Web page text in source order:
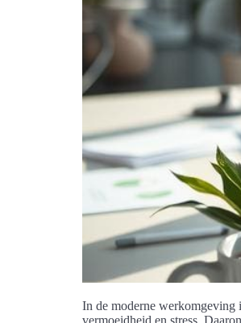
In de moderne werkomgeving